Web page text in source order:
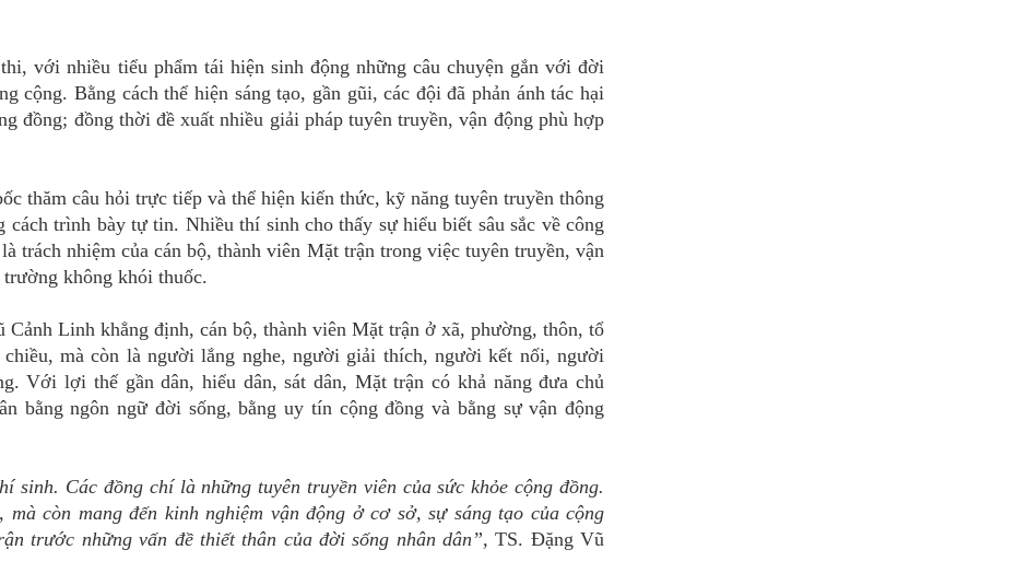
với nhiều tiểu phẩm tái hiện sinh động những câu chuyện gắn với đời
cộng. Bằng cách thể hiện sáng tạo, gần gũi, các đội đã phản ánh tác hại
đồng; đồng thời đề xuất nhiều giải pháp tuyên truyền, vận động phù hợp
thăm câu hỏi trực tiếp và thể hiện kiến thức, kỹ năng tuyên truyền thông
cách trình bày tự tin. Nhiều thí sinh cho thấy sự hiểu biết sâu sắc về công
trách nhiệm của cán bộ, thành viên Mặt trận trong việc tuyên truyền, vận
không khói thuốc.
Linh khẳng định, cán bộ, thành viên Mặt trận ở xã, phường, thôn, tổ
mà còn là người lắng nghe, người giải thích, người kết nối, người
Với lợi thế gần dân, hiểu dân, sát dân, Mặt trận có khả năng đưa chủ
bằng ngôn ngữ đời sống, bằng uy tín cộng đồng và bằng sự vận động
sinh. Các đồng chí là những tuyên truyền viên của sức khỏe cộng đồng.
còn mang đến kinh nghiệm vận động ở cơ sở, sự sáng tạo của cộng
trước những vấn đề thiết thân của đời sống nhân dân”,TS. Đặng Vũ